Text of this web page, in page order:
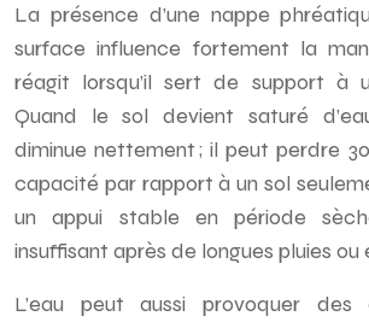
La présence d’une nappe
surface influence fortement la
réagit lorsqu’il sert de support à
Quand le sol devient saturé
diminue nettement ; il peut perdre
capacité par rapport à un sol
un appui stable en période
insuffisant après de longues pluies ou
L’eau peut aussi provoquer des